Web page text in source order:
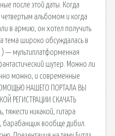
после этой даты. Когда
альбомом и когда
в армию, он хотел получить
тема широко обсуждалась в
) — мультиплатформенная
шутер. Можно ли
можно, и современные
НАШЕГО ПОРТАЛА ВЫ
РЕГИСТРАЦИИ СКАЧАТЬ
никакой, гитара
барабанщик вообще дибил.